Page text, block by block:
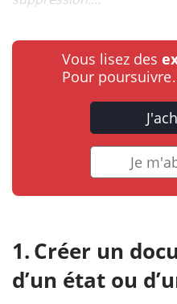
Vous lisez des
Pour
Je
Créer un
d’un état ou